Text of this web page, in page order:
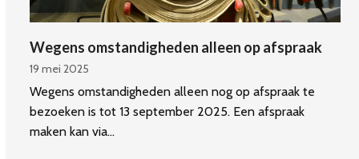
Wegens omstandigheden alleen op afspraak
19 mei 2025
Wegens omstandigheden alleen nog op afspraak te
bezoeken is tot 13 september 2025. Een afspraak
maken kan via…